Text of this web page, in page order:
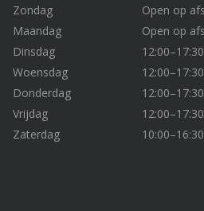
Zondag
Open op
Maandag
Open op
Dinsdag
12:00–17:30
Woensdag
12:00–17:30
Donderdag
12:00–17:30
Vrijdag
12:00–17:30
Zaterdag
10:00–16:30